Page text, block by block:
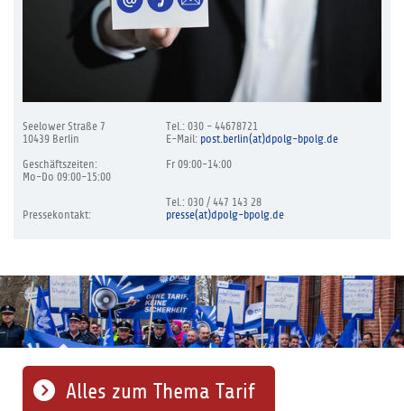
Seelower Straße 7
10439 Berlin
Geschäftszeiten:
Mo-Do 09:00-15:00
Pressekontakt:
Tel.: 030 - 44678721
E-Mail: post.berlin(at)dpolg-bpolg.de
Fr 09:00-14:00
Tel.: 030 / 447 143 28
presse(at)dpolg-bpolg.de
Alles zum Thema Tarif